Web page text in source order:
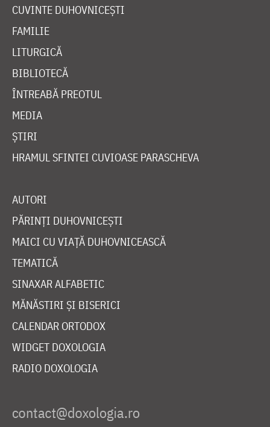
CUVINTE DUHOVNICEȘTI
FAMILIE
LITURGICĂ
BIBLIOTECĂ
ÎNTREABĂ PREOTUL
MEDIA
ȘTIRI
HRAMUL SFINTEI CUVIOASE PARASCHEVA
AUTORI
PĂRINȚI DUHOVNICEȘTI
MAICI CU VIAȚĂ DUHOVNICEASCĂ
TEMATICĂ
SINAXAR ALFABETIC
MĂNĂSTIRI ȘI BISERICI
CALENDAR ORTODOX
WIDGET DOXOLOGIA
RADIO DOXOLOGIA